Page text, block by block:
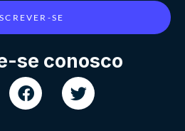
SE
se conosco